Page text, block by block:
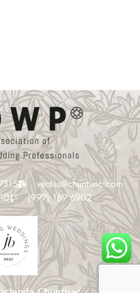
ventas@chuntuac.com
(999) 169 6902